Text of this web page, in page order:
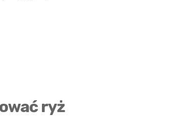
ryż